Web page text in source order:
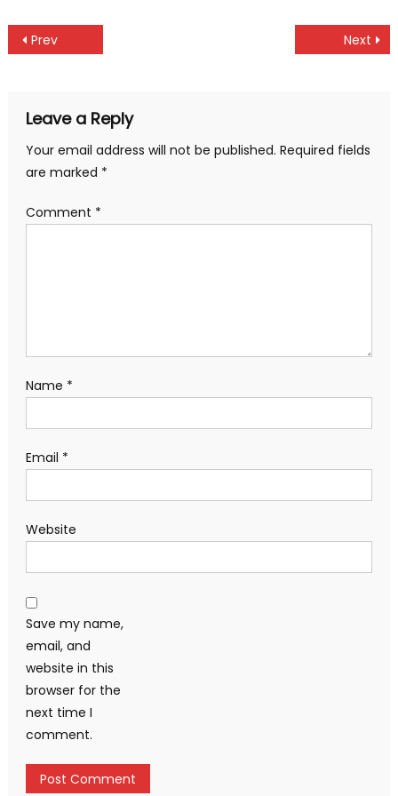
Post
Prev Next
Leave a Reply
Your email address will not be published. Required fields
are marked *
Comment *
Name *
Email *
Website
Save my name,
email, and
website in this
browser for the
next time I
comment.